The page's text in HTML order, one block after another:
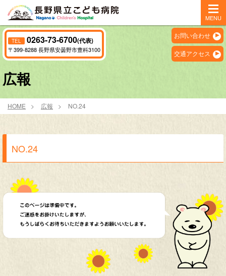
MENU
TEL 0263-73-6700(代表)
〒399-8288 長野県安曇野市豊科3100
お問い合わせ
交通アクセス
広報
HOME 広報 NO.24
NO.24